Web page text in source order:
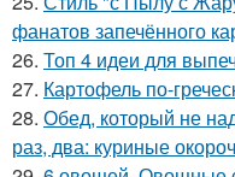
фанатов запечённого
26. Топ 4 идеи для
27. Картофель по-
28. Обед, который не
раз, два: куриные